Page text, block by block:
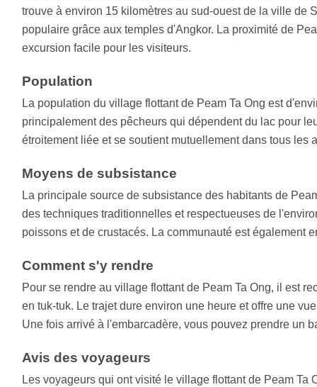
trouve à environ 15 kilomètres au sud-ouest de la ville de
populaire grâce aux temples d'Angkor. La proximité de
excursion facile pour les visiteurs.
Population
La population du village flottant de Peam Ta Ong est
principalement des pêcheurs qui dépendent du lac pour
étroitement liée et se soutient mutuellement dans tous les
Moyens de subsistance
La principale source de subsistance des habitants de
des techniques traditionnelles et respectueuses de
poissons et de crustacés. La communauté est également
Comment s'y rendre
Pour se rendre au village flottant de Peam Ta Ong, il est
en tuk-tuk. Le trajet dure environ une heure et offre une
Une fois arrivé à l'embarcadère, vous pouvez prendre un
Avis des voyageurs
Les voyageurs qui ont visité le village flottant de Peam Ta